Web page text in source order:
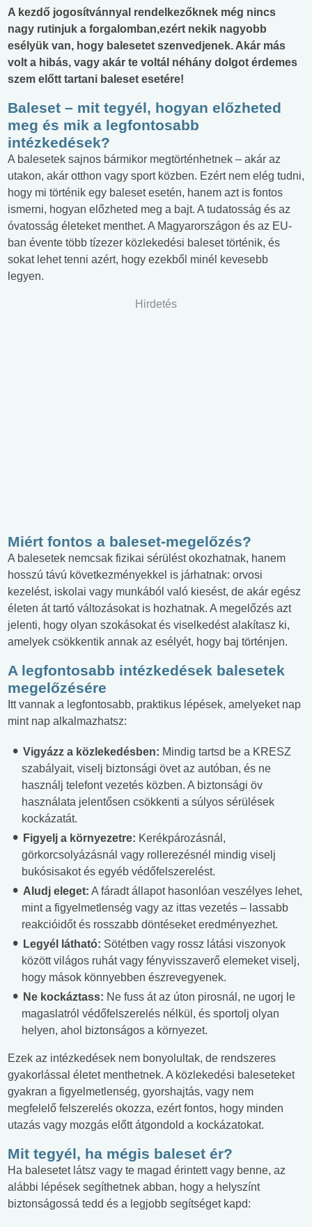
A kezdő jogosítvánnyal rendelkezőknek még nincs
nagy rutinjuk a forgalomban,ezért nekik nagyobb
esélyük van, hogy balesetet szenvedjenek. Akár más
volt a hibás, vagy akár te voltál néhány dolgot érdemes
szem előtt tartani baleset esetére!
Baleset – mit tegyél, hogyan előzheted
meg és mik a legfontosabb
intézkedések?
A balesetek sajnos bármikor megtörténhetnek – akár az
utakon, akár otthon vagy sport közben. Ezért nem elég tudni,
hogy mi történik egy baleset esetén, hanem azt is fontos
ismerni, hogyan előzheted meg a bajt. A tudatosság és az
óvatosság életeket menthet. A Magyarországon és az EU-
ban évente több tízezer közlekedési baleset történik, és
sokat lehet tenni azért, hogy ezekből minél kevesebb
legyen.
Hirdetés
Miért fontos a baleset-megelőzés?
A balesetek nemcsak fizikai sérülést okozhatnak, hanem
hosszú távú következményekkel is járhatnak: orvosi
kezelést, iskolai vagy munkából való kiesést, de akár egész
életen át tartó változásokat is hozhatnak. A megelőzés azt
jelenti, hogy olyan szokásokat és viselkedést alakítasz ki,
amelyek csökkentik annak az esélyét, hogy baj történjen.
A legfontosabb intézkedések balesetek
megelőzésére
Itt vannak a legfontosabb, praktikus lépések, amelyeket nap
mint nap alkalmazhatsz:
Vigyázz a közlekedésben: Mindig tartsd be a KRESZ
szabályait, viselj biztonsági övet az autóban, és ne
használj telefont vezetés közben. A biztonsági öv
használata jelentősen csökkenti a súlyos sérülések
kockázatát.
Figyelj a környezetre: Kerékpározásnál,
görkorcsolyázásnál vagy rollerezésnél mindig viselj
bukósisakot és egyéb védőfelszerelést.
Aludj eleget: A fáradt állapot hasonlóan veszélyes lehet,
mint a figyelmetlenség vagy az ittas vezetés – lassabb
reakcióidőt és rosszabb döntéseket eredményezhet.
Legyél látható: Sötétben vagy rossz látási viszonyok
között világos ruhát vagy fényvisszaverő elemeket viselj,
hogy mások könnyebben észrevegyenek.
Ne kockáztass: Ne fuss át az úton pirosnál, ne ugorj le
magaslatról védőfelszerelés nélkül, és sportolj olyan
helyen, ahol biztonságos a környezet.
Ezek az intézkedések nem bonyolultak, de rendszeres
gyakorlással életet menthetnek. A közlekedési baleseteket
gyakran a figyelmetlenség, gyorshajtás, vagy nem
megfelelő felszerelés okozza, ezért fontos, hogy minden
utazás vagy mozgás előtt átgondold a kockázatokat.
Mit tegyél, ha mégis baleset ér?
Ha balesetet látsz vagy te magad érintett vagy benne, az
alábbi lépések segíthetnek abban, hogy a helyszínt
biztonságossá tedd és a legjobb segítséget kapd: